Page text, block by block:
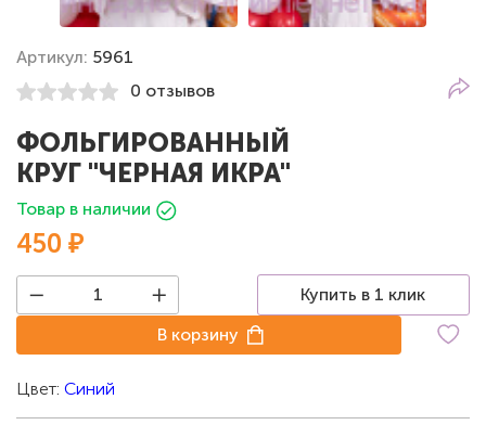
Артикул: 5961
0 отзывов
ФОЛЬГИРОВАННЫЙ
КРУГ "ЧЕРНАЯ ИКРА"
Товар в наличии
450 ₽
Купить в 1 клик
В корзину
Цвет: Синий